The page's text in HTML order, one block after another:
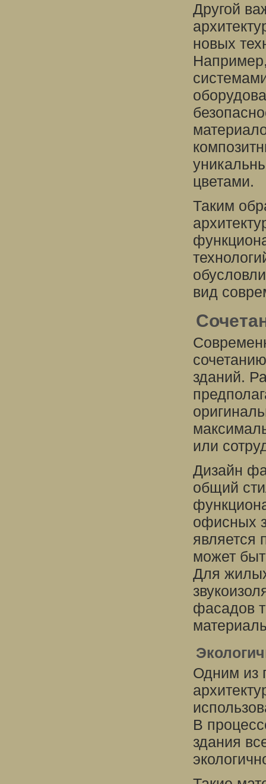
Другой
новых
цветами.
Таким
вид
зданий.
или
Дизайн
общий
офисных
является
может
Для
фасадов
Одним из
В
здания